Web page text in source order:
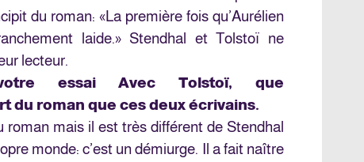
du roman: «La première fois qu’Aurélien
laide.» Stendhal et Tolstoï ne
lecteur.
essai Avec Tolstoï, que
du roman que ces deux écrivains.
roman mais il est très différent de Stendhal
monde: c’est un démiurge. Il a fait naître